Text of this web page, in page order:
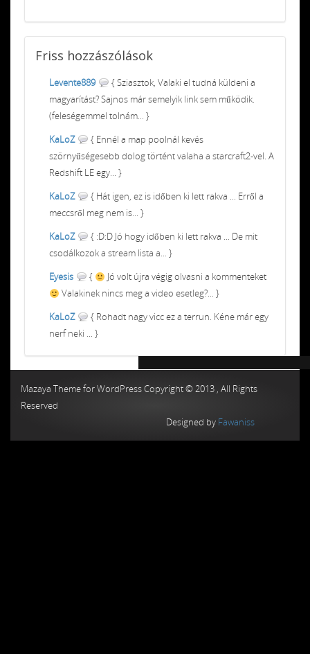
Friss hozzászólások
Levente889
{ Sziasztok, Valaki el tudná küldeni a
magyarítást? Sajnos már semelyik link sem működik.
(feleségemmel tolnám... }
KaLoZ
{ Ennél a map poolnál kevés
szörnyűségesebb dolog történt valaha a starcraft2-vel. A
Redshift LE egy... }
KaLoZ
{ Hát igen, ez is időben ki lett rakva ... Erről a
meccsről meg nem is... }
KaLoZ
{ :D:D Jó hogy időben ki lett rakva ... De mit
csodálkozok a stream lista a... }
Eyesis
{
Jó volt újra végig olvasni a kommenteket
Valakinek nincs meg a video esetleg?... }
KaLoZ
{ Rohadt nagy vicc ez a terrun. Kéne már egy
nerf neki ... }
Mazaya Theme for WordPress Copyright © 2013 , All Rights
Reserved
Designed by Fawaniss